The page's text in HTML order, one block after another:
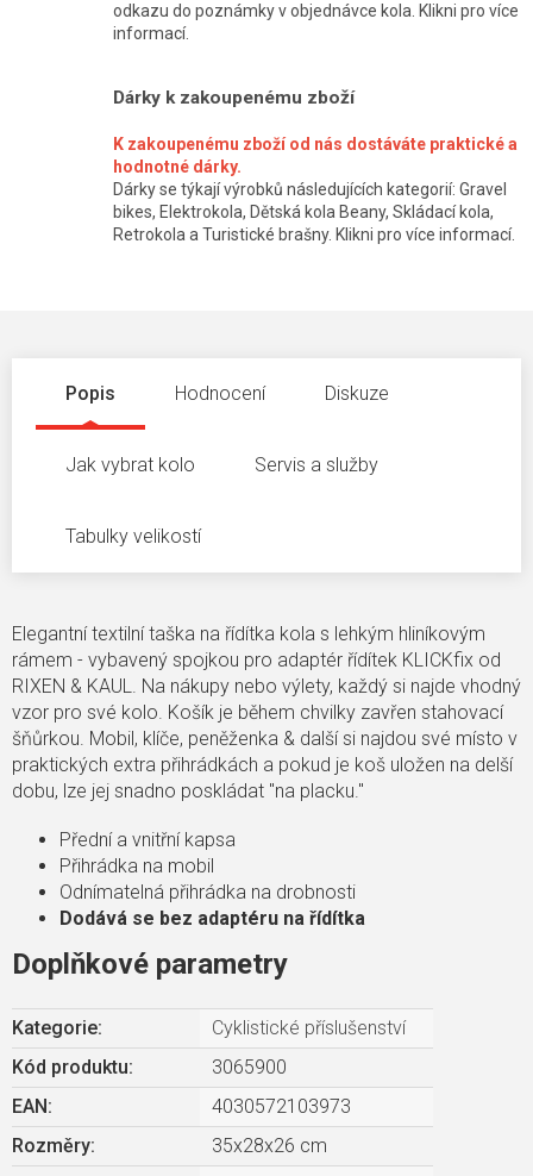
odkazu do poznámky v objednávce kola. Klikni pro více
informací.
Dárky k zakoupenému zboží
K zakoupenému zboží od nás dostáváte praktické a
hodnotné dárky.
Dárky se týkají výrobků následujících kategorií: Gravel
bikes, Elektrokola, Dětská kola Beany, Skládací kola,
Retrokola a Turistické brašny. Klikni pro více informací.
Popis Hodnocení Diskuze
Jak vybrat kolo Servis a služby
Tabulky velikostí
Elegantní textilní taška na řídítka kola s lehkým hliníkovým
rámem - vybavený spojkou pro adaptér řídítek KLICKfix od
RIXEN & KAUL. Na nákupy nebo výlety, každý si najde vhodný
vzor pro své kolo. Košík je během chvilky zavřen stahovací
šňůrkou. Mobil, klíče, peněženka & další si najdou své místo v
praktických extra přihrádkách a pokud je koš uložen na delší
dobu, lze jej snadno poskládat "na placku."
Přední a vnitřní kapsa
Přihrádka na mobil
Odnímatelná přihrádka na drobnosti
Dodává se bez adaptéru na řídítka
Doplňkové parametry
Kategorie:
Cyklistické příslušenství
Kód produktu:
3065900
EAN :
4030572103973
Rozměry:
35x28x26 cm